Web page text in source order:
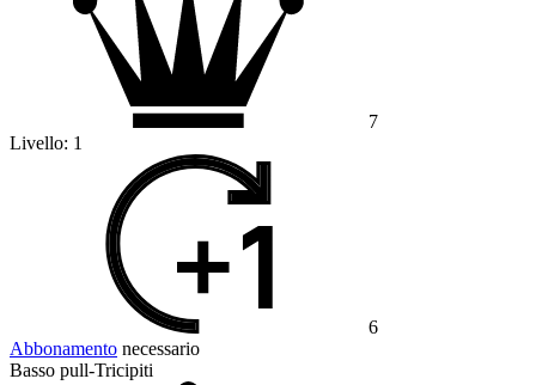
7
Livello: 1
6
Abbonamento necessario
Basso pull-Tricipiti